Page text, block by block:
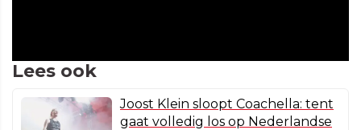
Lees ook
Joost Klein sloopt Coachella: tent
gaat volledig los op Nederlandse